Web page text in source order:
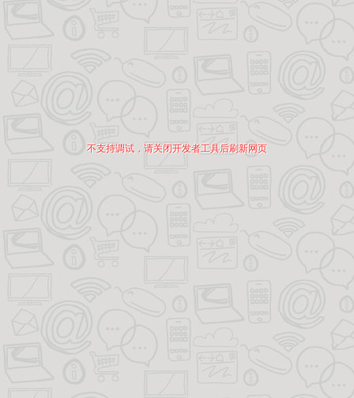
不支持调试，请关闭开发者工具后刷新网页